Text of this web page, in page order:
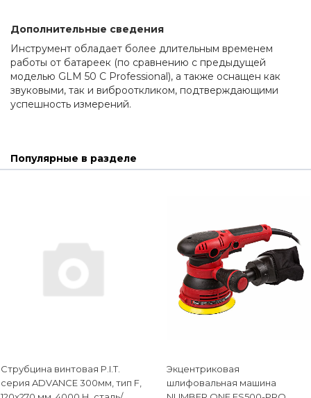
Дополнительные сведения
Инструмент обладает более длительным временем
работы от батареек (по сравнению с предыдущей
моделью GLM 50 C Professional), а также оснащен как
звуковыми, так и виброоткликом, подтверждающими
успешность измерений.
Популярные в разделе
Струбцина винтовая P.I.T.
cерия ADVANCE 300мм, тип F,
Экцентриковая
шлифовальная машина